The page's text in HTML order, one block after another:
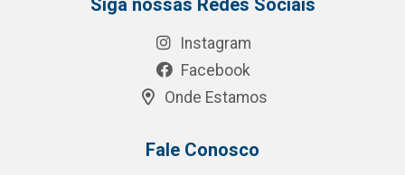
Siga nossas Redes Sociais
Instagram
Facebook
Onde Estamos
Fale Conosco